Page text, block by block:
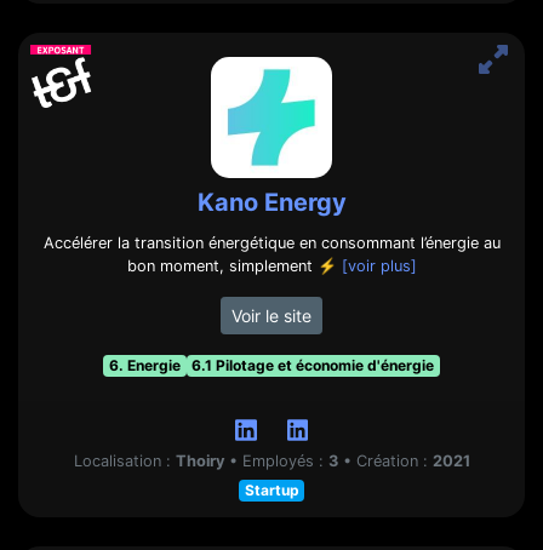
Kano Energy
Accélérer la transition énergétique en consommant l’énergie au
bon moment, simplement ⚡ [voir plus]
Voir le site
6. Energie 6.1 Pilotage et économie d'énergie
Localisation : Thoiry • Employés : 3 • Création : 2021
Startup